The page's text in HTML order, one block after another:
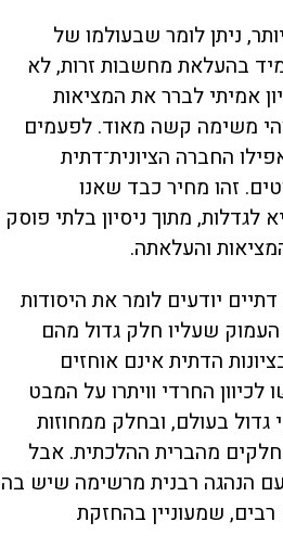
ניתן לומר שבעולמו של
בהעלאת מחשבות זרות, לא
אמיתי לברר את המציאות
משימה קשה מאוד. לפעמים
החברה הציונית־דתית
זהו מחיר כבד שאנו
מתוך ניסיון בלתי פוסק
והעלאתה.
יודעים לומר את היסודות
שעליו חלק גדול מהם
הדתית אינם אוחזים
החרדי וויתרו על המבט
גדול בעולם, ובחלק ממחוזות
מהברית ההלכתית. אבל
עם הנהגה רבנית מרשימה שיש בה
שמעוניין בהחזקת